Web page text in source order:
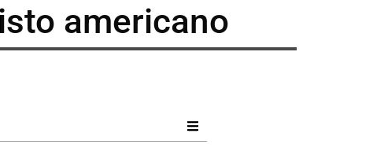
americano